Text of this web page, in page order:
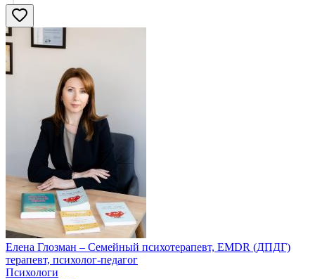
Елена Глозман – Семейный психотерапевт, EMDR (ДПДГ)
терапевт, психолог-педагог
Психологи